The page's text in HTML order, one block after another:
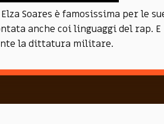
Soares è famosissima per le
anche coi linguaggi del rap.
la dittatura militare.